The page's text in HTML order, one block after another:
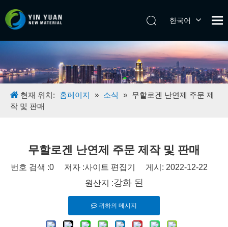
한국어
日本語
Español
Pусский
English
현재 위치: 홈페이지 » 소식 » 무할로겐 난연제 주문 제
작 및 판매
무할로겐 난연제 주문 제작 및 판매
번호 검색 :0저자 :사이트 편집기 게시: 2022-12-22
원산지 :강화 된
귀하의 메시지